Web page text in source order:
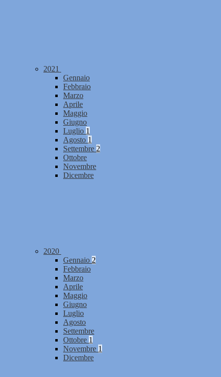
2021
Gennaio
Febbraio
Marzo
Aprile
Maggio
Giugno
Luglio 1
Agosto 1
Settembre 2
Ottobre
Novembre
Dicembre
2020
Gennaio 2
Febbraio
Marzo
Aprile
Maggio
Giugno
Luglio
Agosto
Settembre
Ottobre 1
Novembre 1
Dicembre